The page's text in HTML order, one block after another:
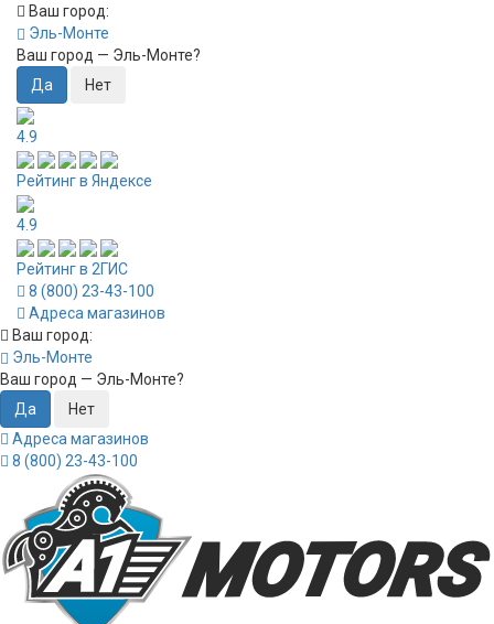
Ваш город:
Эль-Монте
Ваш город — Эль-Монте?
4.9
Рейтинг в Яндексе
4.9
Рейтинг в 2ГИС
8 (800) 23-43-100
Адреса магазинов
Ваш город:
Эль-Монте
Ваш город — Эль-Монте?
Адреса магазинов
8 (800) 23-43-100